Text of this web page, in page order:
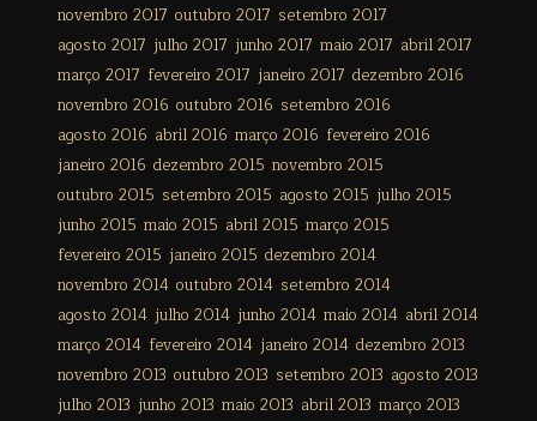
novembro 2017 outubro 2017 setembro 2017
agosto 2017 julho 2017 junho 2017 maio 2017 abril 2017
março 2017 fevereiro 2017 janeiro 2017 dezembro 2016
novembro 2016 outubro 2016 setembro 2016
agosto 2016 abril 2016 março 2016 fevereiro 2016
janeiro 2016 dezembro 2015 novembro 2015
outubro 2015 setembro 2015 agosto 2015 julho 2015
junho 2015 maio 2015 abril 2015 março 2015
fevereiro 2015 janeiro 2015 dezembro 2014
novembro 2014 outubro 2014 setembro 2014
agosto 2014 julho 2014 junho 2014 maio 2014 abril 2014
março 2014 fevereiro 2014 janeiro 2014 dezembro 2013
novembro 2013 outubro 2013 setembro 2013 agosto 2013
julho 2013 junho 2013 maio 2013 abril 2013 março 2013